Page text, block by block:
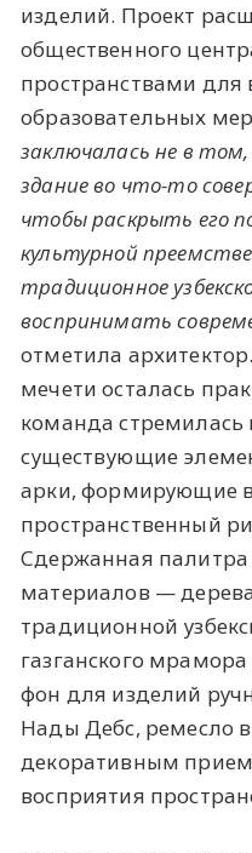
изделий. Проект
общественного
пространствами для
образовательных
заключалась не в
здание во что-то
чтобы раскрыть его
культурной
традиционное
воспринимать
отметила
мечети осталась
команда стремилась
существующие
арки, формирующие
пространственный
Сдержанная
материалов —
традиционной
газганского
фон для изделий
Нады Дебс, ремесло
декоративным
восприятия